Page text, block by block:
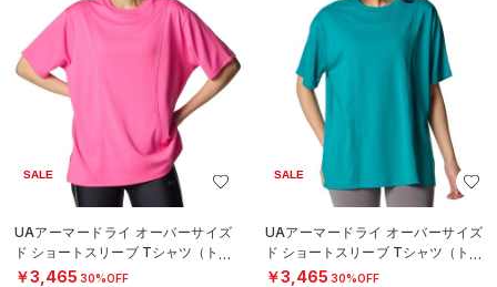
SALE
UAアーマードライ オーバーサイズ
ド ショートスリーブ Tシャツ（トレ
ーニング/WOMEN）
￥3,465 30%OFF
SALE
UAアーマードライ オーバーサイズ
ド ショートスリーブ Tシャツ（トレ
ーニング/WOMEN）
￥3,465 30%OFF